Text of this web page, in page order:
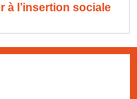
à l’insertion sociale